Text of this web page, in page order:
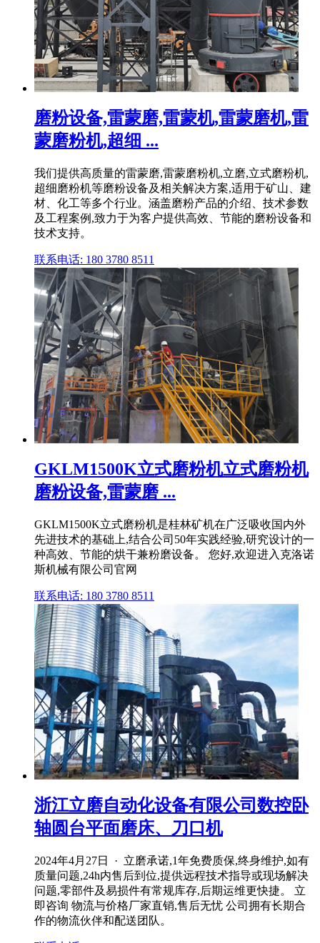
磨粉设备,雷蒙磨,雷蒙机,雷蒙磨机,雷
蒙磨粉机,超细 ...
我们提供高质量的雷蒙磨,雷蒙磨粉机,立磨,立式磨粉机,
超细磨粉机等磨粉设备及相关解决方案,适用于矿山、建
材、化工等多个行业。涵盖磨粉产品的介绍、技术参数
及工程案例,致力于为客户提供高效、节能的磨粉设备和
技术支持。
联系电话: 180 3780 8511
GKLM1500K立式磨粉机立式磨粉机
磨粉设备,雷蒙磨 ...
GKLM1500K立式磨粉机是桂林矿机在广泛吸收国内外
先进技术的基础上,结合公司50年实践经验,研究设计的一
种高效、节能的烘干兼粉磨设备。 您好,欢迎进入克洛诺
斯机械有限公司官网
联系电话: 180 3780 8511
浙江立磨自动化设备有限公司数控卧
轴圆台平面磨床、刀口机
2024年4月27日 · 立磨承诺,1年免费质保,终身维护,如有
质量问题,24h内售后到位,提供远程技术指导或现场解决
问题,零部件及易损件有常规库存,后期运维更快捷。 立
即咨询 物流与价格厂家直销,售后无忧 公司拥有长期合
作的物流伙伴和配送团队。